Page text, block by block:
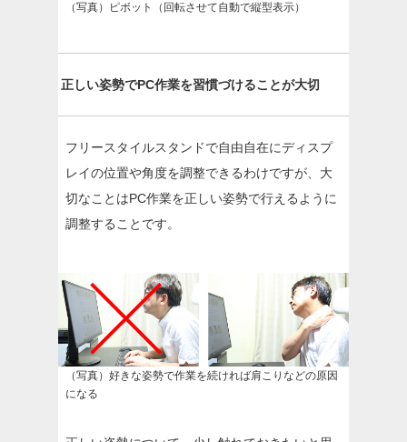
（写真）ピボット（回転させて自動で縦型表示）
正しい姿勢でPC作業を習慣づけることが大切
フリースタイルスタンドで自由自在にディスプ
レイの位置や角度を調整できるわけですが、大
切なことはPC作業を正しい姿勢で行えるように
調整することです。
（写真）好きな姿勢で作業を続ければ肩こりなどの原因
になる